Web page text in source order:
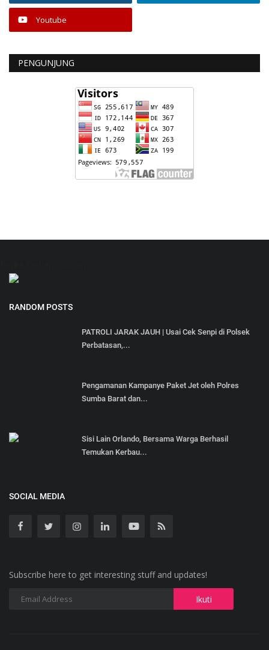
Youtube
PENGUNJUNG
RANDOM POSTS
PATROLI JARAK JAUH | Usai Cek Senpi di Polsek
Perbatasan,...
Pengamanan Kampanye Paket Jet oleh Polres
Sumba Barat dan...
Sisi Lain Orlando, Bersama Warga Berhasil
Temukan Kerbau...
SOCIAL MEDIA
Subscribe here to get interesting stuff and updates!